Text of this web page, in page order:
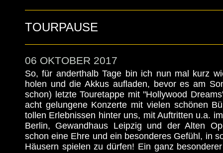
TOURPAUSE
06 OKTOBER 2017
So, für anderthalb Tage bin ich nun mal kurz
holen und die Akkus aufladen, bevor es am
schon) letzte Touretappe mit "Hollywood
acht gelungene Konzerte mit vielen schönen
tollen Erlebnissen hinter uns, mit Auftritten u.a.
Berlin, Gewandhaus Leipzig und der Alten
schon eine Ehre und ein besonderes Gefühl, in
Häusern spielen zu dürfen! Ein ganz